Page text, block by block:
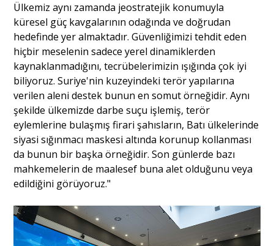
Ülkemiz aynı zamanda jeostratejik konumuyla
küresel güç kavgalarının odağında ve doğrudan
hedefinde yer almaktadır. Güvenliğimizi tehdit eden
hiçbir meselenin sadece yerel dinamiklerden
kaynaklanmadığını, tecrübelerimizin ışığında çok iyi
biliyoruz. Suriye'nin kuzeyindeki terör yapılarına
verilen aleni destek bunun en somut örneğidir. Aynı
şekilde ülkemizde darbe suçu işlemiş, terör
eylemlerine bulaşmış firari şahısların, Batı ülkelerinde
siyasi sığınmacı maskesi altında korunup kollanması
da bunun bir başka örneğidir. Son günlerde bazı
mahkemelerin de maalesef buna alet olduğunu veya
edildiğini görüyoruz."